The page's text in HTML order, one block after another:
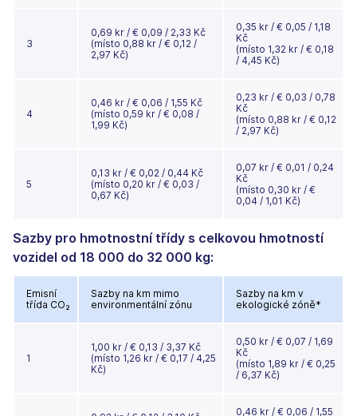
3
0,69 kr / € 0,09 / 2,33 Kč
(místo 0,88 kr / € 0,12 /
2,97 Kč)
0,35 kr / € 0,05 / 1,18
Kč
(místo 1,32 kr / € 0,18
/ 4,45 Kč)
4
0,46 kr / € 0,06 / 1,55 Kč
(místo 0,59 kr / € 0,08 /
1,99 Kč)
0,23 kr / € 0,03 / 0,78
Kč
(místo 0,88 kr / € 0,12
/ 2,97 Kč)
5
0,13 kr / € 0,02 / 0,44 Kč
(místo 0,20 kr / € 0,03 /
0,67 Kč)
0,07 kr / € 0,01 / 0,24
Kč
(místo 0,30 kr / €
0,04 / 1,01 Kč)
Sazby pro hmotnostní třídy s celkovou hmotností
vozidel od 18 000 do 32 000 kg:
Emisní
třída CO₂
Sazby na km mimo
environmentální zónu
Sazby na km v
ekologické zóně*
1
1,00 kr / € 0,13 / 3,37 Kč
(místo 1,26 kr / € 0,17 / 4,25
Kč)
0,50 kr / € 0,07 / 1,69
Kč
(místo 1,89 kr / € 0,25
/ 6,37 Kč)
0,46 kr / € 0,06 / 1,55